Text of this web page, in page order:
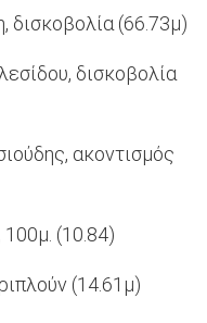
δισκοβολία (66.73μ)
δισκοβολία
ακοντισμός
(10.84)
(14.61μ)